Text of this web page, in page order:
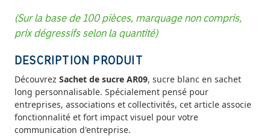
(Sur la base de 100 pièces, marquage non compris,
prix dégressifs selon la quantité)
DESCRIPTION PRODUIT
Découvrez Sachet de sucre AR09, sucre blanc en sachet
long personnalisable. Spécialement pensé pour
entreprises, associations et collectivités, cet article associe
fonctionnalité et fort impact visuel pour votre
communication d'entreprise.